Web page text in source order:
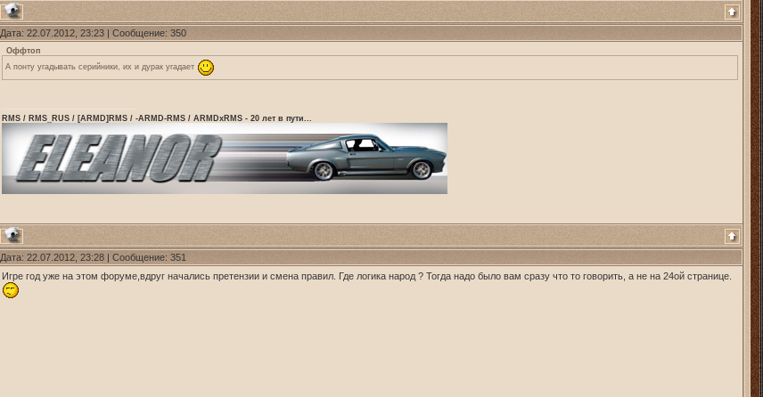
Дата: 22.07.2012, 23:23 | Сообщение: 350
Оффтоп
А понту угадывать серийники, их и дурак угадает
RMS / RMS_RUS / [ARMD]RMS / -ARMD-RMS / ARMDxRMS - 20 лет в пути...
Дата: 22.07.2012, 23:28 | Сообщение: 351
Игре год уже на этом форуме,вдруг начались претензии и смена правил. Где логика народ ? Тогда надо было вам сразу что то говорить, а не на 24ой странице.